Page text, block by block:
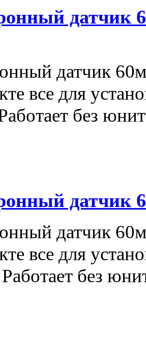
датчик
датчик
все для
без
датчик
датчик
все для
без